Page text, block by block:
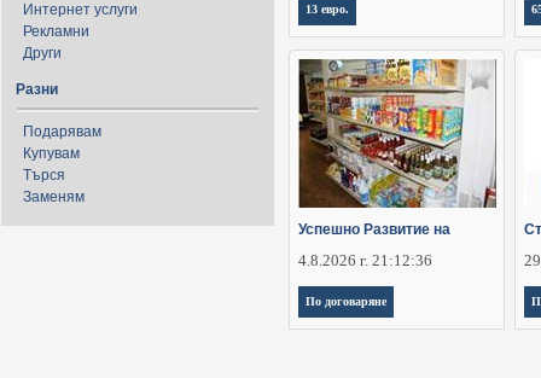
Интернет услуги
Рекламни
Други
Разни
Подарявам
Купувам
Търся
Заменям
13 евро.
Успешно Развитие на
4.8.2026 г. 21:12:36
По договаряне